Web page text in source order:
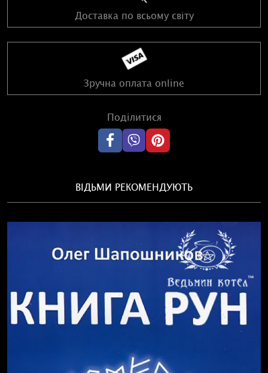
Доставка по всьому світу
Зручна оплата online
Поділитися
ВІДЬМИ РЕКОМЕНДУЮТЬ